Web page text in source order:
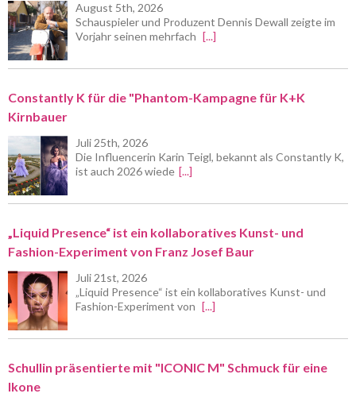
August 5th, 2026
Schauspieler und Produzent Dennis Dewall zeigte im
Vorjahr seinen mehrfach [...]
Constantly K für die "Phantom-Kampagne für K+K
Kirnbauer
Juli 25th, 2026
Die Influencerin Karin Teigl, bekannt als Constantly K,
ist auch 2026 wiede [...]
„Liquid Presence“ ist ein kollaboratives Kunst- und
Fashion-Experiment von Franz Josef Baur
Juli 21st, 2026
„Liquid Presence“ ist ein kollaboratives Kunst- und
Fashion-Experiment von [...]
Schullin präsentierte mit "ICONIC M" Schmuck für eine
Ikone